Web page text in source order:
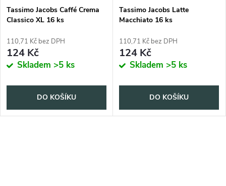
Tassimo Jacobs Caffé Crema
Classico XL 16 ks
110,71 Kč bez DPH
124 Kč
Skladem >5 ks
DO KOŠÍKU
Tassimo Jacobs Latte
Macchiato 16 ks
110,71 Kč bez DPH
124 Kč
Skladem >5 ks
DO KOŠÍKU